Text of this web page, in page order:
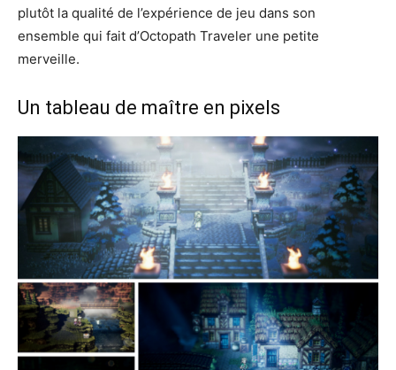
plutôt la qualité de l’expérience de jeu dans son
ensemble qui fait d’Octopath Traveler une petite
merveille.
Un tableau de maître en pixels